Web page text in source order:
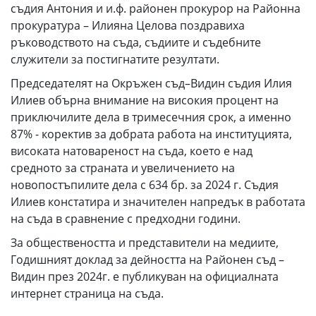
съдия Антония и и.ф. районен прокурор на Районна
прокуратура – Илияна Целова поздравиха
ръководството на съда, съдиите и съдебните
служители за постигнатите резултати.
Председателят на Окръжен съд–Видин съдия Илия
Илиев обърна внимание на високия процент на
приключилите дела в тримесечния срок, а именно
87% - коректив за добрата работа на институцията,
високата натовареност на съда, което е над
средното за страната и увеличението на
новопостъпилите дела с 634 бр. за 2024 г. Съдия
Илиев констатира и значителен напредък в работата
на съда в сравнение с предходни години.
За обществеността и представители на медиите,
Годишният доклад за дейността на Районен съд –
Видин през 2024г. е публикуван на официалната
интернет страница на съда.